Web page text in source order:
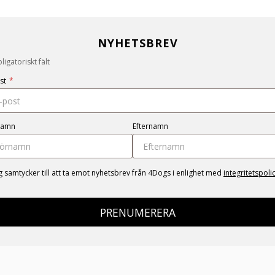
NYHETSBREV
fält
*
Efternamn
samtycker till att ta emot nyhetsbrev från 4Dogs i enlighet med
PRENUMERERA